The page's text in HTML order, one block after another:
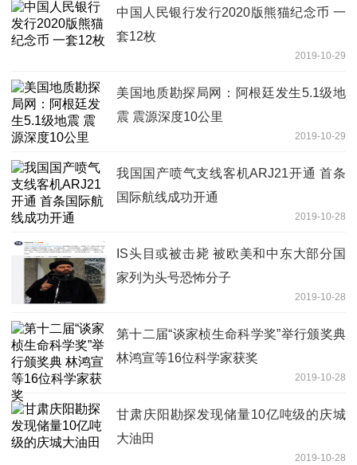
中国人民银行发行2020版熊猫纪念币 一
套12枚
2019-10-29
美国地质勘探局网：阿根廷发生5.1级地
震 震源深度10公里
2019-10-29
我国国产喷气支线客机ARJ21开通 首条
国际航线成功开通
2019-10-28
IS头目或被击毙 被欧美和中东大部分国
家列为头号恐怖分子
2019-10-28
第十二届“谈家桢生命科学奖”举行颁奖典
林鸿宣等16位科学家获奖
2019-10-28
甘肃庆阳勘探发现储量10亿吨级的庆城
大油田
2019-10-28